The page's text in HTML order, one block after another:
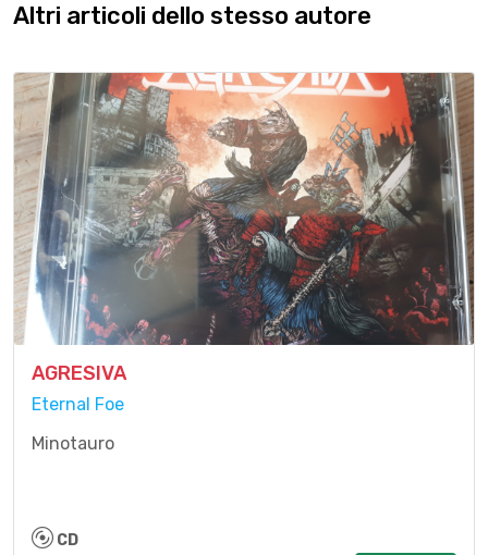
Altri articoli dello stesso autore
AGRESIVA
Eternal Foe
Minotauro
CD